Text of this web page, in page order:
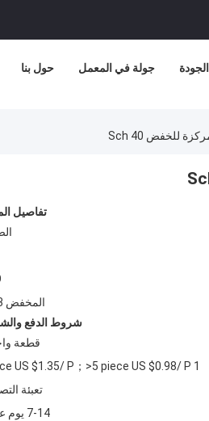
حول بنا جولة في المعمل
تفاصيل
المخفض 033
شروط الدفع
قطعة
1 piece US $1.35/ P；>5 piece US $0.98/ P
تعبئة
7-14 يوم عمل